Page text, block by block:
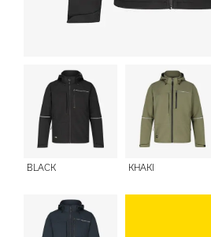
BLACK KHAKI